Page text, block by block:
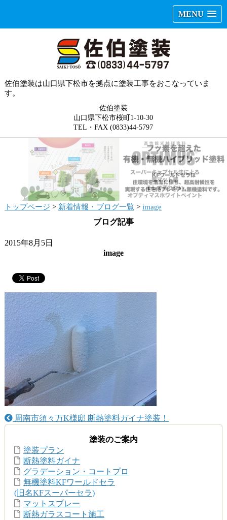
MENU
佐伯塗装は山口県下松市を拠点に塗装工事をおこなっていま
す。
佐伯塗装
山口県下松市桜町1-10-30
TEL・FAX (0833)44-5797
トップページ > 新着情報・ブログ一覧> image
ブログ記事
2015年8月5日
image
周南市須々万K様邸 断熱塗料ガイナ塗装！
塗装のご案内
塗装プラン
断熱塗料ガイナ
グラデーション・コートプロ
無機塗料KFワールドセラ
(旧名KFスーパーセラ)
マットスプレー
断熱ガラスコート施工